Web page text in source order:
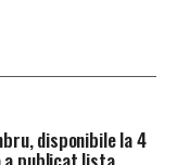
disponibile la 4